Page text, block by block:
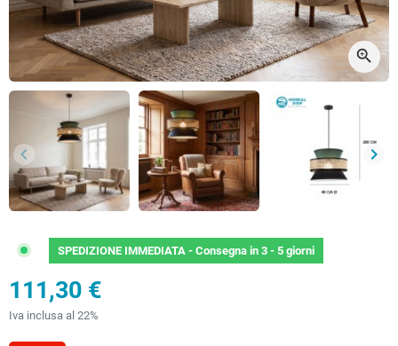
zoom_in
Precedente
keyboard_arrow_left keyboard_arrow_right
SPEDIZIONE IMMEDIATA - Consegna in 3 - 5 giorni
111,30 €
Iva inclusa al 22%